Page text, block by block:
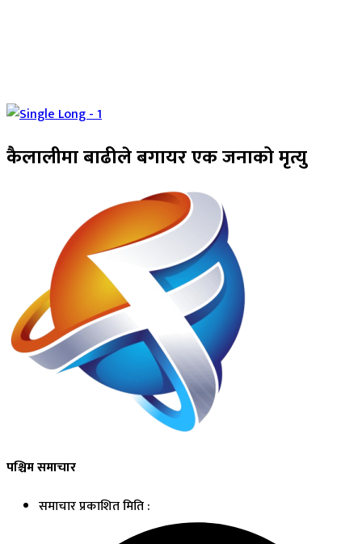
कैलालीमा बाढीले बगायर एक जनाको मृत्यु
पश्चिम समाचार
समाचार प्रकाशित मिति :